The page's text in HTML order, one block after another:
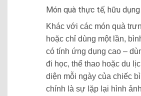
Món quà thực tế, hữu
Khác với các món quà
hoặc chỉ dùng một lần,
có tính ứng dụng cao –
đi học, thể thao hoặc du
diện mỗi ngày của chiếc
chính là sự lặp lại hình